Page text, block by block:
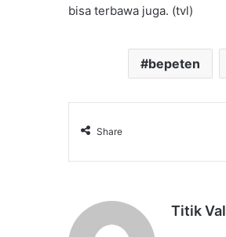
bisa terbawa juga. (tvl)
bepeten
Share
Titik